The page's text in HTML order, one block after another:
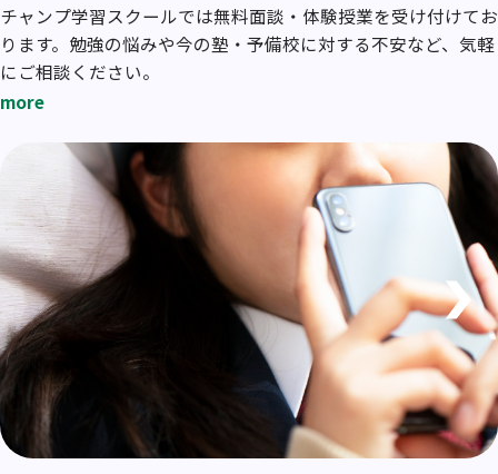
チャンプ学習スクールでは無料面談・体験授業を受け付けてお
ります。勉強の悩みや今の塾・予備校に対する不安など、気軽
にご相談ください。
more